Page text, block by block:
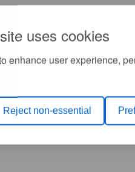
uses cookies
enhance user experience,
Reject non-essential